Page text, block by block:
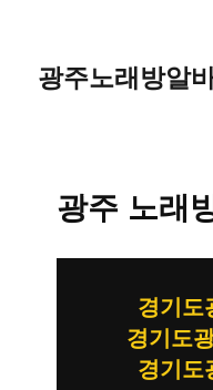
광주노래방알
광주 노래
경기도
경기도
경기도